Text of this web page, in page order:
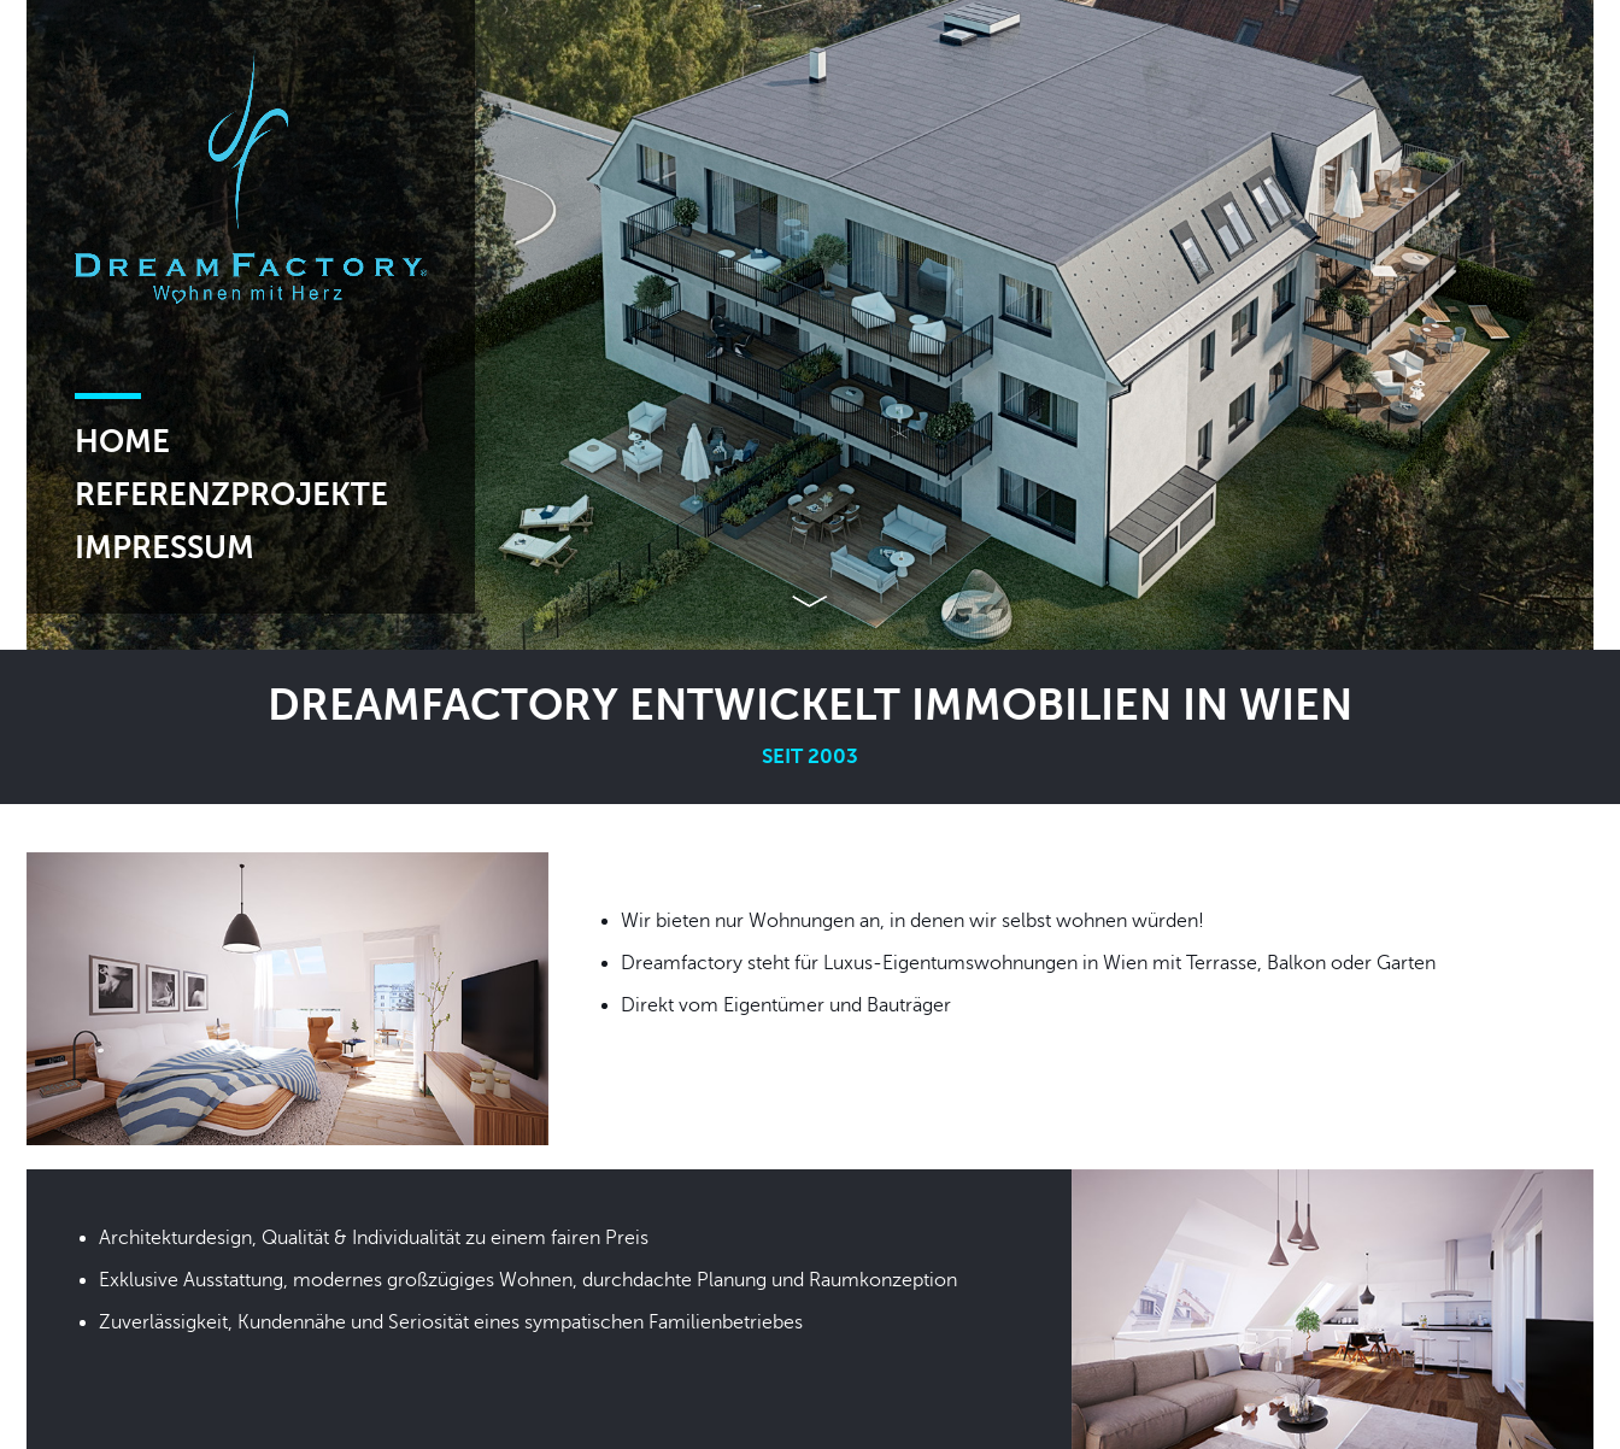
HOME
REFERENZPROJEKTE
IMPRESSUM
DREAMFACTORY ENTWICKELT IMMOBILIEN IN WIEN
SEIT 2003
Wir bieten nur Wohnungen an, in denen wir selbst wohnen würden!
Dreamfactory steht für Luxus-Eigentumswohnungen in Wien mit Terrasse, Balkon oder Garten
Direkt vom Eigentümer und Bauträger
Architekturdesign, Qualität & Individualität zu einem fairen Preis
Exklusive Ausstattung, modernes großzügiges Wohnen, durchdachte Planung und Raumkonzeption
Zuverlässigkeit, Kundennähe und Seriosität eines sympatischen Familienbetriebes